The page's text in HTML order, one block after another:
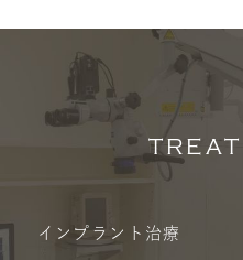
インプラント治療